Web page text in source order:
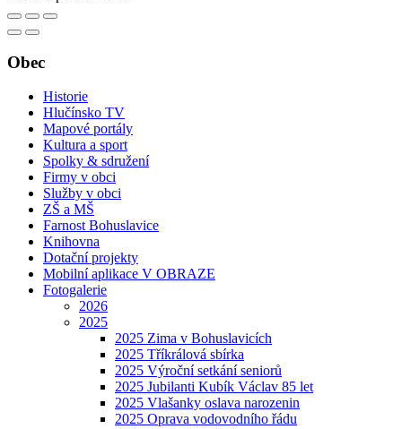
Obec
Historie
Hlučínsko TV
Mapové portály
Kultura a sport
Spolky & sdružení
Firmy v obci
Služby v obci
ZŠ a MŠ
Farnost Bohuslavice
Knihovna
Dotační projekty
Mobilní aplikace V OBRAZE
Fotogalerie
2026
2025
2025 Zima v Bohuslavicích
2025 Tříkrálová sbírka
2025 Výroční setkání seniorů
2025 Jubilanti Kubík Václav 85 let
2025 Vlašanky oslava narozenin
2025 Oprava vodovodního řádu